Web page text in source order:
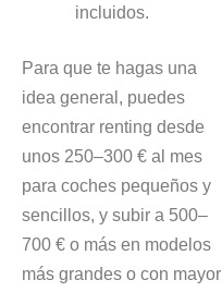
incluidos.
Para que te hagas una
idea general, puedes
encontrar renting desde
unos 250–300 € al mes
para coches pequeños y
sencillos, y subir a 500–
700 € o más en modelos
más grandes o con mayor